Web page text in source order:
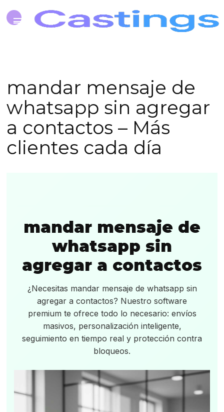
mandar mensaje de
whatsapp sin agregar
a contactos – Más
clientes cada día
mandar mensaje de
whatsapp sin
agregar a contactos
¿Necesitas mandar mensaje de whatsapp sin
agregar a contactos? Nuestro software
premium te ofrece todo lo necesario: envíos
masivos, personalización inteligente,
seguimiento en tiempo real y protección contra
bloqueos.